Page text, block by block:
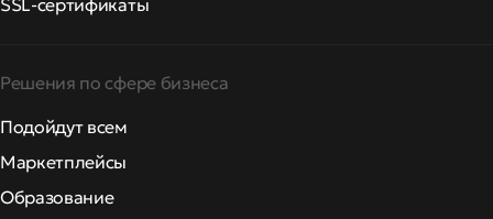
SSL-сертификаты
Решения по сфере бизнеса
Подойдут всем
Маркетплейсы
Образование